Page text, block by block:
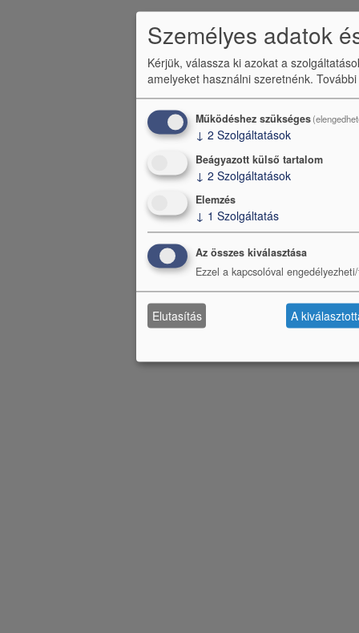
Személyes adatok
Kérjük, válassza ki azokat a
amelyeket használni szeretnénk.
Működéshez szükséges
↓ 2 Szolgáltatások
Beágyazott külső tartalom
↓ 2 Szolgáltatások
Elemzés
↓ 1 Szolgáltatás
Az összes kiválasztása
Ezzel a kapcsolóval
Elutasítás A